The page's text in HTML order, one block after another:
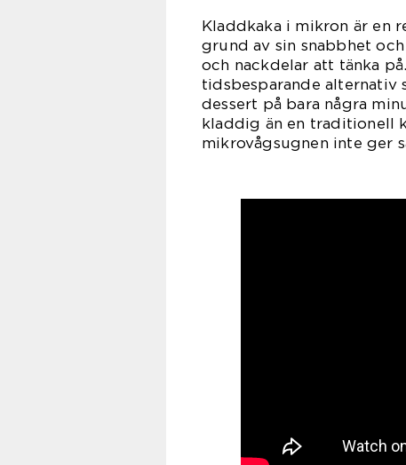
Kladdkaka i mikron är en
grund av sin snabbhet
och nackdelar att tänka
tidsbesparande
dessert på bara några
kladdig än en traditionell
mikrovågsugnen inte ger